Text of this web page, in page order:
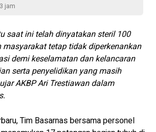
jam
saat ini telah dinyatakan steril 100
masyarakat tetap tidak diperkenankan
demi keselamatan dan kelancaran
serta penyelidikan yang masih
AKBP Ari Trestiawan dalam
Tim Basarnas bersama personel